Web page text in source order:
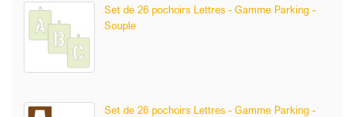
Set de 26 pochoirs Lettres - Gamme Parking -
Souple
Set de 26 pochoirs Lettres - Gamme Parking -